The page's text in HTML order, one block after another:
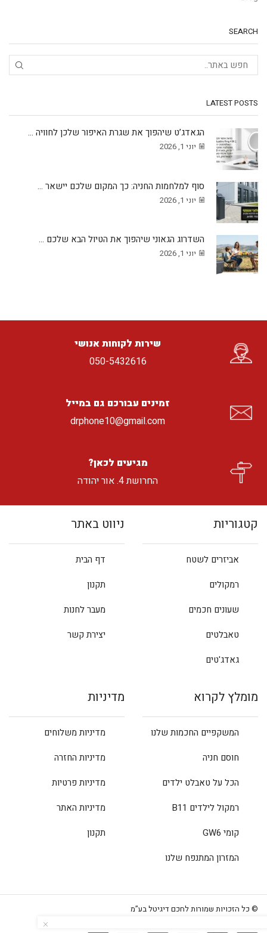
SEARCH
LATEST POSTS
הגאדג’ט שיהפוך את שגרת האיפור שלכן לחוויה ...
יוני 1, 2026
סוף למלחמות החניה: כך המקום שלכם יישאר ...
יוני 1, 2026
השדרוג הגאוני שיהפוך את הטיול הבא שלכם ...
יוני 1, 2026
שירות לקוחות אנושי
050-5432616
זמינים עבורכם גם במייל
drphone10@gmail.com
מגיעים לכאן?
החרושת 4. אור יהודה
קטגוריות
אביזרים לשטח
רמקולים
שעונים חכמים
טאבלטים
גאדג'טים
ניווט באתר
דף הבית
תקנון
מעבר לחנות
יצירת קשר
מומלץ לקרוא
המשקפיים החכמות שלנו
חוסם חניה
הכל על טאבלט ילדים
רמקול לילדים B11
קומי GW6
המזרון המתנפח שלנו
מדיניות
מדיניות משלוחים
מדיניות החזרה
מדיניות פרטיות
מדיניות האתר
תקנון
© כל הזכויות שמורות לחכם דיגיטל בע”מ